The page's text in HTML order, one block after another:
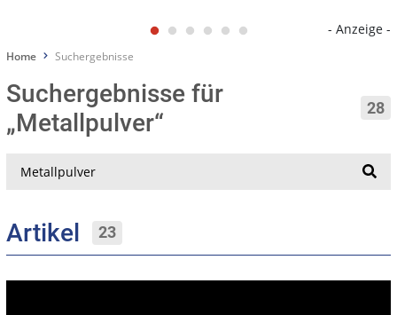
- Anzeige -
Home Suchergebnisse
Suchergebnisse für
„Metallpulver“
28
Artikel 23